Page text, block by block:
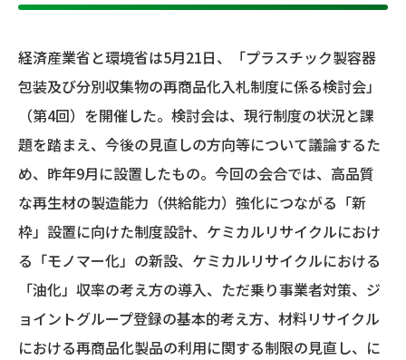
経済産業省と環境省は5月21日、「プラスチック製容器
包装及び分別収集物の再商品化入札制度に係る検討会」
（第4回）を開催した。検討会は、現行制度の状況と課
題を踏まえ、今後の見直しの方向等について議論するた
め、昨年9月に設置したもの。今回の会合では、高品質
な再生材の製造能力（供給能力）強化につながる「新
枠」設置に向けた制度設計、ケミカルリサイクルにおけ
る「モノマー化」の新設、ケミカルリサイクルにおける
「油化」収率の考え方の導入、ただ乗り事業者対策、ジ
ョイントグループ登録の基本的考え方、材料リサイクル
における再商品化製品の利用に関する制限の見直し、に